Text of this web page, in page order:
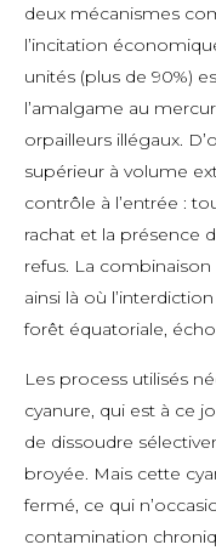
deux mécanismes
l’incitation
unités (plus de 90%)
l’amalgame au
orpailleurs illégaux.
supérieur à volume
contrôle à l’entrée :
rachat et la présence
refus. La
ainsi là où
forêt équatoriale,
Les process utilisés
cyanure, qui est à ce
de dissoudre
broyée. Mais cette
fermé, ce qui
contamination